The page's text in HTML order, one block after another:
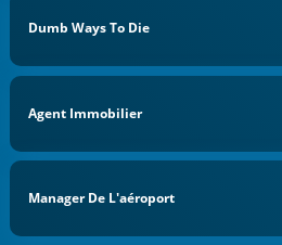
Dumb Ways To Die
Agent Immobilier
Manager De L'aéroport